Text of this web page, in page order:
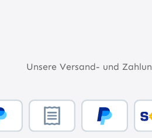
Unsere Versand- und